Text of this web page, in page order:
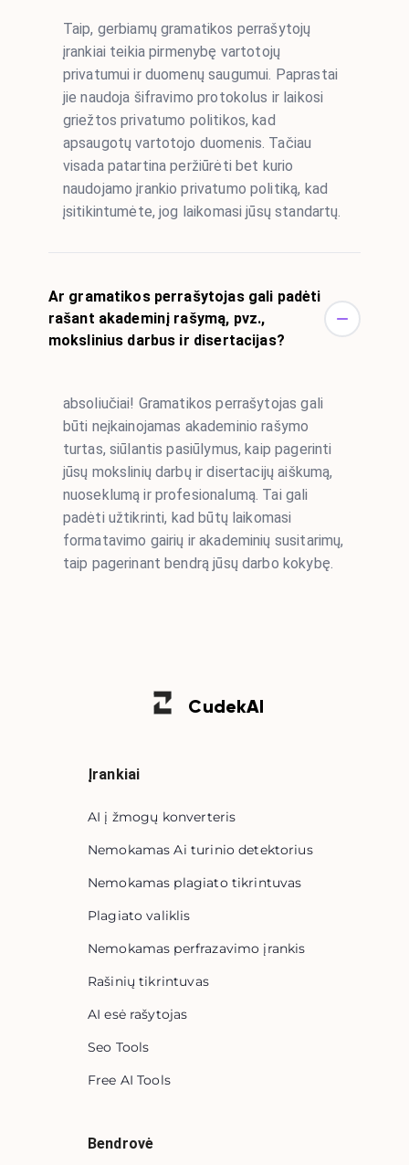
Taip, gerbiamų gramatikos perrašytojų
įrankiai teikia pirmenybę vartotojų
privatumui ir duomenų saugumui. Paprastai
jie naudoja šifravimo protokolus ir laikosi
griežtos privatumo politikos, kad
apsaugotų vartotojo duomenis. Tačiau
visada patartina peržiūrėti bet kurio
naudojamo įrankio privatumo politiką, kad
įsitikintumėte, jog laikomasi jūsų standartų.
Ar gramatikos perrašytojas gali padėti
rašant akademinį rašymą, pvz.,
mokslinius darbus ir disertacijas?
absoliučiai! Gramatikos perrašytojas gali
būti neįkainojamas akademinio rašymo
turtas, siūlantis pasiūlymus, kaip pagerinti
jūsų mokslinių darbų ir disertacijų aiškumą,
nuoseklumą ir profesionalumą. Tai gali
padėti užtikrinti, kad būtų laikomasi
formatavimo gairių ir akademinių susitarimų,
taip pagerinant bendrą jūsų darbo kokybę.
CudekAI
Įrankiai
AI į žmogų konverteris
Nemokamas Ai turinio detektorius
Nemokamas plagiato tikrintuvas
Plagiato valiklis
Nemokamas perfrazavimo įrankis
Rašinių tikrintuvas
AI esė rašytojas
Seo Tools
Free AI Tools
Bendrovė